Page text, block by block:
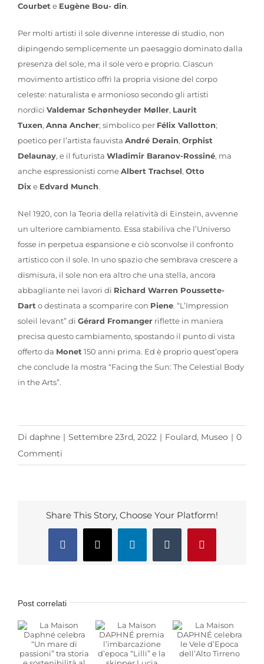
Courbet e Eugène Bou- din.
Per molti artisti il sole divenne interesse di studio, non
dipingendo semplicemente un paesaggio dominato dalla
presenza del sole, ma il sole vero e proprio. Ciascun
movimento artistico offrì la propria visione del corpo
celeste: naturalista e armonioso secondo gli artisti
nordici Valdemar Schønheyder Møller, Laurit
Tuxen, Anna Ancher; simbolico per Félix Vallotton;
poetico per l’artista fauvista André Derain, Orphist
Delaunay, e il futurista Wladimir Baranov-Rossiné, ma
anche espressionisti comeAlbert Trachsel, Otto
Dixe Edvard Munch.
Nel 1920, con la Teoria della relatività di Einstein, avvenne
un ulteriore cambiamento. Essa stabiliva che l’Universo
fosse in perpetua espansione e ciò sconvolse il confronto
artistico con il sole. In uno spazio che sembrava crescere a
dismisura, il sole non era altro che una stella, ancora
abbagliante nei lavori di Richard Warren Poussette-
Dart o destinata a scomparire con Piene. “L’Impression
soleil levant” di Gérard Fromangerriflette in maniera
precisa questo cambiamento, spostando il punto di vista
offerto da Monet 150 anni prima. Ed è proprio quest’opera
che conclude la mostra “Facing the Sun: The Celestial Body
in the Arts”.
Di daphne | Settembre 23rd, 2022 | Foulard, Museo | 0
Commenti
Share This Story, Choose Your Platform!
Facebook
X LinkedInTumblr Pinterest
Post correlati